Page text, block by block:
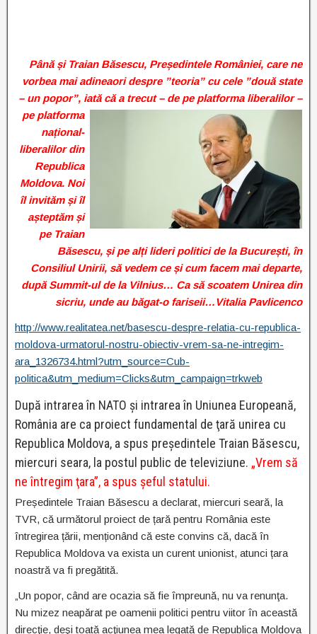
Până și Traian Băsescu, Președintele României, care ne
vorbea mai adineaori despre ”teoria” cu cele ”două state
– un popor”, iată că a trecut – de peplatforma liberalilor –
pe platforma
național-
liberalilor din
Republica
Moldova. Noi
îl invităm și îl
așteptăm și
pe Traian
Băsescu, și pe alți lideri politici de la București, în
Consiliul Unirii, să vedem ce și cum facem mai departe,
după Summit-ul de la Vilnius… Ca să scoatem Unirea din
sicriu, unde au băgat-o fariseii…Vitalia Pavlicenco
http://www.realitatea.net/basescu-despre-relatia-cu-republica-
moldova-urmatorul-nostru-obiectiv-vrem-sa-ne-intregim-
ara_1326734.html?utm_source=Cub-
politica&utm_medium=Clicks&utm_campaign=trkweb
După intrarea în NATO şi intrarea în Uniunea Europeană,
România are ca proiect fundamental de ţară unirea cu
Republica Moldova, a spus preşedintele Traian Băsescu,
miercuri seara, la postul public de televiziune. „Vrem să
ne întregim ţara”, a spus şeful statului.
Președintele Traian Băsescu a declarat, miercuri seară, la
TVR, că următorul proiect de țară pentru România este
întregirea țării, menționând că este convins că, dacă în
Republica Moldova va exista un curent unionist, atunci țara
noastră va fi pregătită.
„Un popor, când are ocazia să fie împreună, nu va renunţa.
Nu mizez neapărat pe oamenii politici pentru viitor în această
direcţie, deşi toată acţiunea mea legată de Republica Moldova